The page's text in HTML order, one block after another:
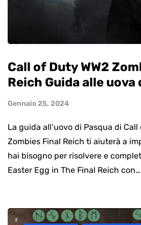
Call of Duty WW2
Reich Guida alle uova
Gennaio 25, 2024
La guida all’uovo di Pasqua di Call
Zombies Final Reich ti aiuterà a
hai bisogno per risolvere e
Easter Egg in The Final Reich con…